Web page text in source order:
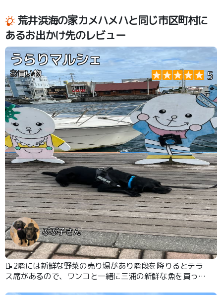
荒井浜海の家カメハメハと同じ市区町村に
あるお出かけ先のレビュー
うらりマルシェ
お買い物 5
ぶぶ子さん
📝2階には新鮮な野菜の売り場があり階段を降りるとテラ
ス席があるので、ワンコと一緒に三浦の新鮮な魚を買った